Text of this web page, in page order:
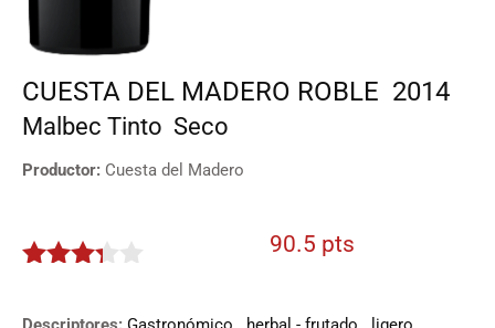
CUESTA DEL MADERO ROBLE 2014
Malbec Tinto Seco
Productor: Cuesta del Madero
90.5 pts